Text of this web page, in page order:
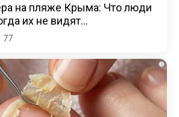
на пляже Крыма: Что люди
их не видят...
77
i